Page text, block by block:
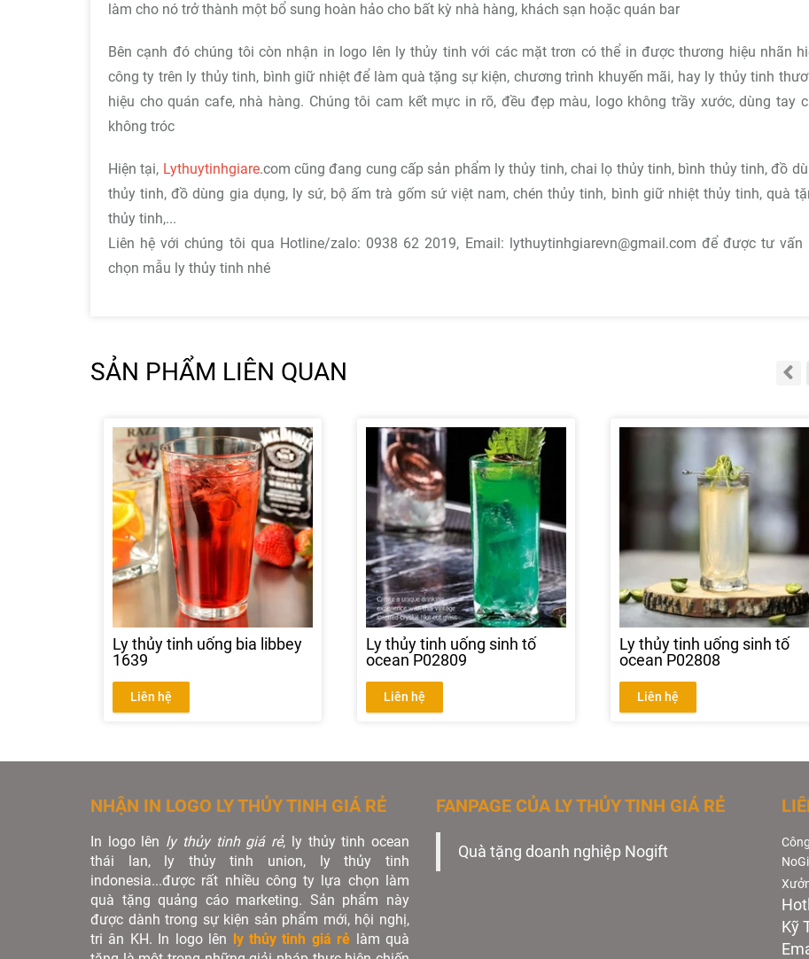
làm cho nó trở thành một bổ sung hoàn hảo cho bất kỳ nhà hàng, khách sạn hoặc quán bar
Bên cạnh đó chúng tôi còn nhận in logo lên ly thủy tinh với các mặt trơn có thể in được thương hiệu nhãn
công ty trên ly thủy tinh, bình giữ nhiệt để làm quà tặng sự kiện, chương trình khuyến mãi, hay ly thủy tinh
hiệu cho quán cafe, nhà hàng. Chúng tôi cam kết mực in rõ, đều đẹp màu, logo không trầy xước, dùng tay
không tróc
Hiện tại, Lythuytinhgiare.com cũng đang cung cấp sản phẩm ly thủy tinh, chai lọ thủy tinh, bình thủy tinh, đồ
thủy tinh, đồ dùng gia dụng, ly sứ, bộ ấm trà gốm sứ việt nam, chén thủy tinh, bình giữ nhiệt thủy tinh, quà
thủy tinh,...
Liên hệ với chúng tôi qua Hotline/zalo: 0938 62 2019, Email: lythuytinhgiarevn@gmail.com để được tư vấn
chọn mẫu ly thủy tinh nhé
SẢN PHẨM LIÊN QUAN
Ly thủy tinh uống bia libbey
1639
Liên hệ
Ly thủy tinh uống sinh tố
ocean P02809
Liên hệ
Ly thủy tinh uống sinh tố
ocean P02808
Liên hệ
NHẬN IN LOGO LY THỦY TINH GIÁ RẺ
In logo lên ly thủy tinh giá rẻ, ly thủy tinh ocean
thái lan, ly thủy tinh union, ly thủy tinh
indonesia...được rất nhiều công ty lựa chọn làm
quà tặng quảng cáo marketing. Sản phẩm này
được dành trong sự kiện sản phẩm mới, hội nghị,
tri ân KH. In logo lên ly thủy tinh giá rẻ làm quà
FANPAGE CỦA LY THỦY TINH GIÁ RẺ
Quà tặng doanh nghiệp Nogift
Kỹ